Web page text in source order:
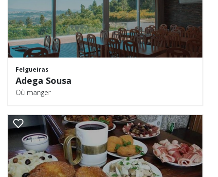
Felgueiras
Adega Sousa
Où manger